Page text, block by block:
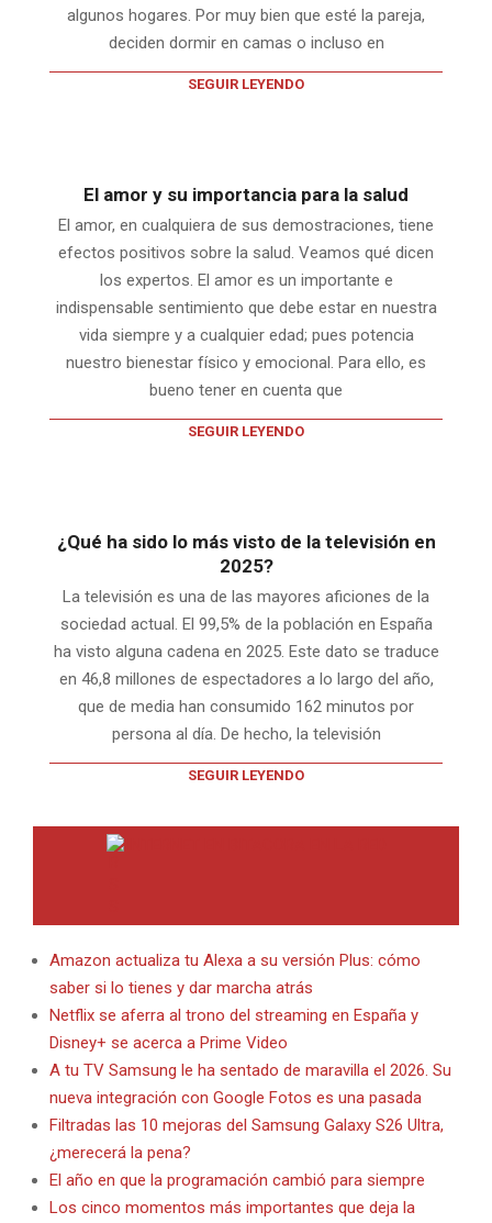
algunos hogares. Por muy bien que esté la pareja,
deciden dormir en camas o incluso en
SEGUIR LEYENDO
El amor y su importancia para la salud
El amor, en cualquiera de sus demostraciones, tiene
efectos positivos sobre la salud. Veamos qué dicen
los expertos. El amor es un importante e
indispensable sentimiento que debe estar en nuestra
vida siempre y a cualquier edad; pues potencia
nuestro bienestar físico y emocional. Para ello, es
bueno tener en cuenta que
SEGUIR LEYENDO
¿Qué ha sido lo más visto de la televisión en
2025?
La televisión es una de las mayores aficiones de la
sociedad actual. El 99,5% de la población en España
ha visto alguna cadena en 2025. Este dato se traduce
en 46,8 millones de espectadores a lo largo del año,
que de media han consumido 162 minutos por
persona al día. De hecho, la televisión
SEGUIR LEYENDO
Amazon actualiza tu Alexa a su versión Plus: cómo
saber si lo tienes y dar marcha atrás
Netflix se aferra al trono del streaming en España y
Disney+ se acerca a Prime Video
A tu TV Samsung le ha sentado de maravilla el 2026. Su
nueva integración con Google Fotos es una pasada
Filtradas las 10 mejoras del Samsung Galaxy S26 Ultra,
¿merecerá la pena?
El año en que la programación cambió para siempre
Los cinco momentos más importantes que deja la